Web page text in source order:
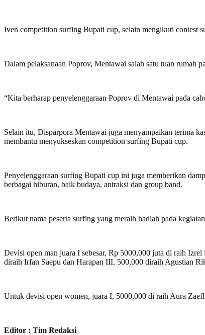
Iven competition surfing Bupati cup, selain mengikuti contest
Dalam pelaksanaan Poprov, Mentawai salah satu tuan rumah
“Kita berharap penyelenggaraan Poprov di Mentawai pada
Selain itu, Disparpora Mentawai juga menyampaikan terima
membantu menyukseskan competition surfing Bupati cup.
Penyelenggaraan surfing Bupati cup ini juga memberikan
berbagai hiburan, baik budaya, antraksi dan group band.
Berikut nama peserta surfing yang meraih hadiah pada
Devisi open man juara I sebesar, Rp 5000,000 juta di raih
diraih Irfan Saepu dan Harapan III, 500,000 diraih Agustian
Untuk devisi open women, juara I, 5000,000 di raih Aura
Editor : Tim Redaksi